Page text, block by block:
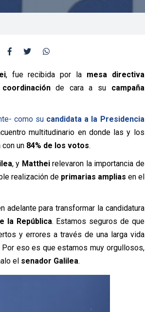
, fue recibida por la mesa directiva
coordinaciónde cara a sucampaña
como su candidata a la Presidencia
multitudinario en donde las y los
un84% de los votos.
, y Mattheirelevaron la importancia de
realización deprimarias amplias en el
adelante para transformar la candidatura
la República. Estamos seguros de que
y errores a través de una larga vida
eso es que estamos muy orgullosos,
el senador Galilea.